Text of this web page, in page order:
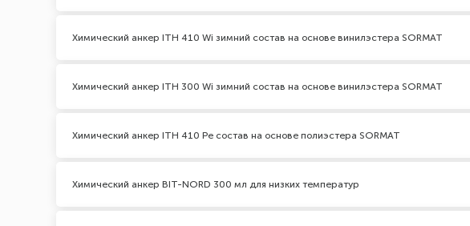
Химический анкер ITH 410 Wi зимний состав на основе винилэстера SORMAT
Химический анкер ITH 300 Wi зимний состав на основе винилэстера SORMAT
Химический анкер ITH 410 Pe состав на основе полиэстера SORMAT
Химический анкер BIT-NORD 300 мл для низких температур